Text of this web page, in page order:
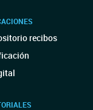
recibos